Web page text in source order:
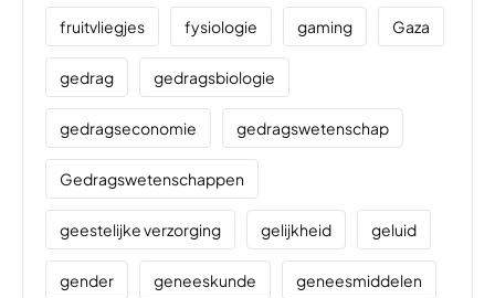
fruitvliegjes fysiologie gaming Gaza
gedrag gedragsbiologie
gedragseconomie gedragswetenschap
Gedragswetenschappen
geestelijke verzorging gelijkheid geluid
gender geneeskunde geneesmiddelen